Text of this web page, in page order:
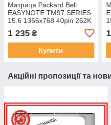
Матриця Packard Bell
EASYNOTE TM97 SERIES
15.6 1366x768 40pin 262K
60% NTSC 220 cd/m² для
ноутбука
1 235 ₴
Купити
Акційні пропозиції та